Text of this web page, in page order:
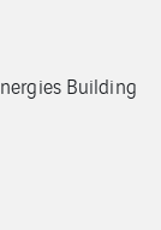
Building